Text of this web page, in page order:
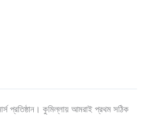
প্রতিষ্ঠান। কুমিল্লায় আমরাই প্রথম সঠিক